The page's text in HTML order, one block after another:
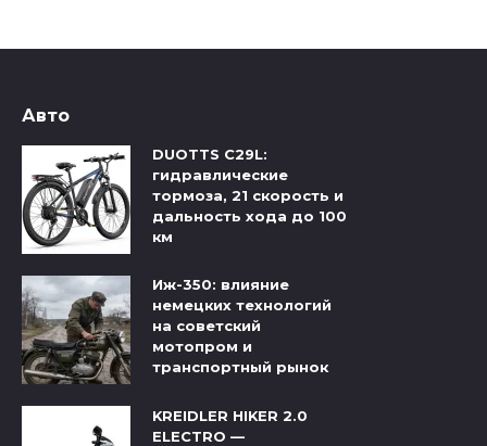
Авто
DUOTTS C29L:
гидравлические
тормоза, 21 скорость и
дальность хода до 100
км
Иж-350: влияние
немецких технологий
на советский
мотопром и
транспортный рынок
KREIDLER HIKER 2.0
ELECTRO —